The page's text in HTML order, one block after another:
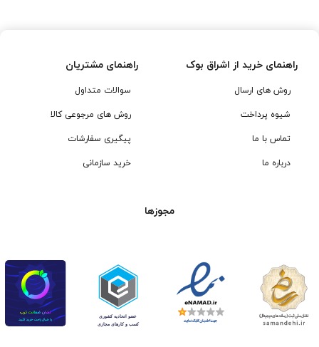
راهنمای خرید از اشراق بوک
روش های ارسال
شیوه پرداخت
تماس با ما
درباره ما
راهنمای مشتریان
سوالات متداول
روش های مرجوعی کالا
پیگیری سفارشات
خرید سازمانی
مجوزها